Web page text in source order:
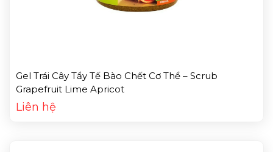
Gel Trái Cây Tẩy Tế Bào Chết Cơ Thể – Scrub
Grapefruit Lime Apricot
Liên hệ